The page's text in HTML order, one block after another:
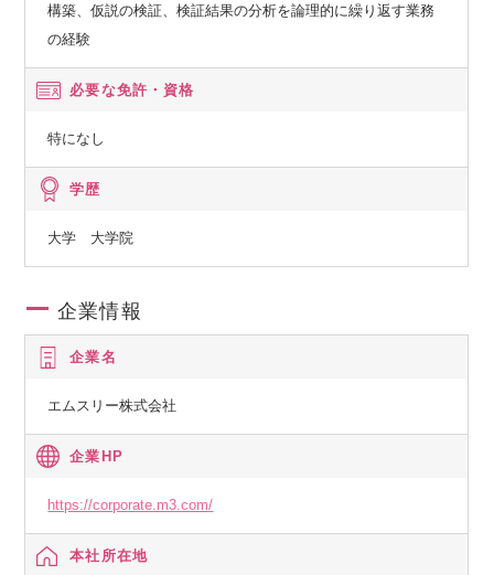
構築、仮説の検証、検証結果の分析を論理的に繰り返す業務
の経験
必要な免許・資格
特になし
学歴
大学 大学院
企業情報
企業名
エムスリー株式会社
企業HP
https://corporate.m3.com/
本社所在地